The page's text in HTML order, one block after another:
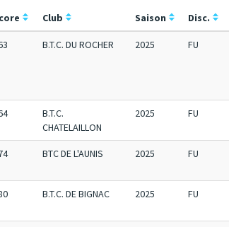
Club Saison Disc.
B.T.C. DU ROCHER 2025 FU
B.T.C.
CHATELAILLON
2025 FU
BTC DE L'AUNIS 2025 FU
B.T.C. DE BIGNAC 2025 FU